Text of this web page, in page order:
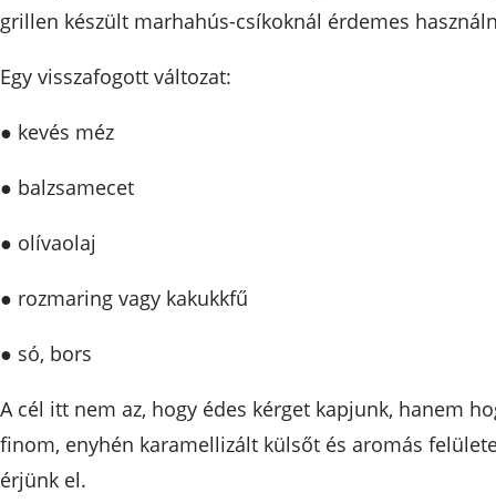
grillen készült marhahús-csíkoknál érdemes
Egy visszafogott változat:
● kevés méz
● balzsamecet
● olívaolaj
● rozmaring vagy kakukkfű
● só, bors
A cél itt nem az, hogy édes kérget kapjunk, hanem
finom, enyhén karamellizált külsőt és aromás
érjünk el.